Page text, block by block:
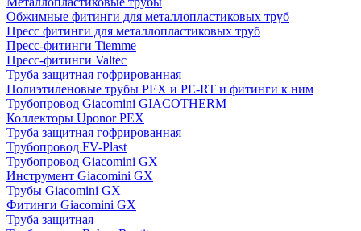
Обжимные фитинги для металлопластиковых труб
Пресс фитинги для металлопластиковых труб
Пресс-фитинги Tiemme
Пресс-фитинги Valtec
Труба защитная гофрированная
Полиэтиленовые трубы PEX и PE-RT и фитинги к ним
Трубопровод Giacomini GIACOTHERM
Коллекторы Uponor PEX
Труба защитная гофрированная
Трубопровод FV-Plast
Трубопровод Giacomini GX
Инструмент Giacomini GX
Трубы Giacomini GX
Фитинги Giacomini GX
Труба защитная